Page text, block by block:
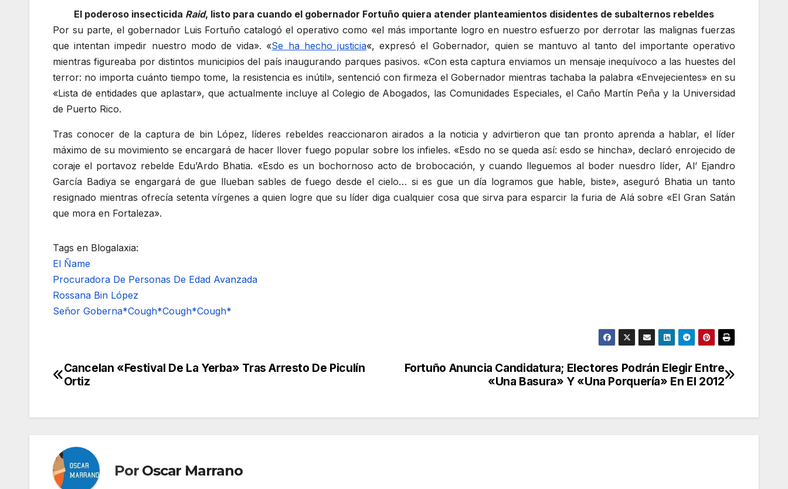
El poderoso insecticida Raid, listo para cuando el gobernador Fortuño quiera atender planteamientos disidentes de subalternos rebeldes
Por su parte, el gobernador Luis Fortuño catalogó el operativo como «el más importante logro en nuestro esfuerzo por derrotar las malignas fuerzas
que intentan impedir nuestro modo de vida». «Se ha hecho justicia«, expresó el Gobernador, quien se mantuvo al tanto del importante operativo
mientras figureaba por distintos municipios del país inaugurando parques pasivos. «Con esta captura enviamos un mensaje inequívoco a las huestes del
terror: no importa cuánto tiempo tome, la resistencia es inútil», sentenció con firmeza el Gobernador mientras tachaba la palabra «Envejecientes» en su
«Lista de entidades que aplastar», que actualmente incluye al Colegio de Abogados, las Comunidades Especiales, el Caño Martín Peña y la Universidad
de Puerto Rico.
Tras conocer de la captura de bin López, líderes rebeldes reaccionaron airados a la noticia y advirtieron que tan pronto aprenda a hablar, el líder
máximo de su movimiento se encargará de hacer llover fuego popular sobre los infieles. «Esdo no se queda así: esdo se hincha», declaró enrojecido de
coraje el portavoz rebelde Edu’Ardo Bhatia. «Esdo es un bochornoso acto de brobocación, y cuando lleguemos al boder nuesdro líder, Al’ Ejandro
García Badiya se engargará de gue llueban sables de fuego desde el cielo… si es gue un día logramos gue hable, biste», aseguró Bhatia un tanto
resignado mientras ofrecía setenta vírgenes a quien logre que su líder diga cualquier cosa que sirva para esparcir la furia de Alá sobre «El Gran Satán
que mora en Fortaleza».
Tags en Blogalaxia:
El Ñame
Procuradora De Personas De Edad Avanzada
Rossana Bin López
Señor Goberna*Cough*Cough*Cough*
Navegación
entradas
Fortuño Anuncia Candidatura; Electores Podrán Elegir Entre
«Una Basura» Y «Una Porquería» En El 2012
Cancelan «Festival De La Yerba» Tras Arresto De Piculín
Ortiz
Por Oscar Marrano